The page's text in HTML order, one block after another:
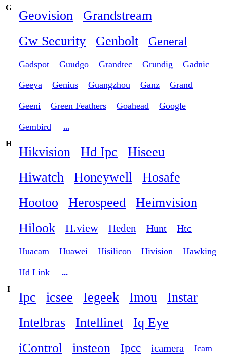
G
Geovision
Grandstream
Gw Security
Genbolt General
Gadspot Guudgo Grandtec Grundig Gadnic
Geeya Genius Guangzhou Ganz Grand
Geeni Green Feathers Goahead Google
Gembird
...
H
Hikvision Hd Ipc
Hiseeu
Hiwatch
Honeywell
Hosafe
Hootoo
Herospeed
Heimvision
Hilook
H.view Heden Hunt Htc
Huacam Huawei Hisilicon Hivision Hawking
Hd Link
...
I
Ipc icsee Iegeek Imou
Instar
Intelbras
Intellinet
Iq Eye
iControl
insteon Ipcc icamera Icam